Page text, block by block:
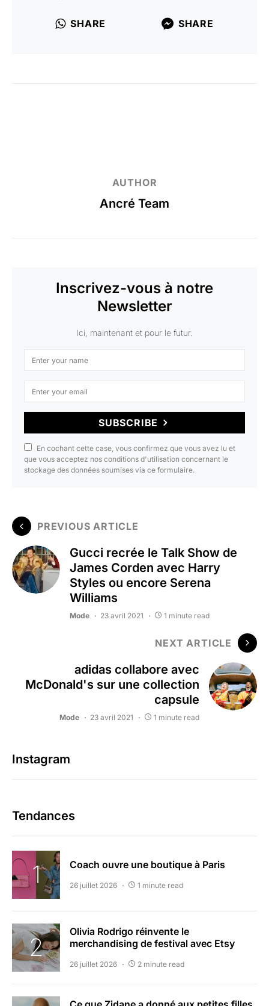
SHARE SHARE
AUTHOR
Ancré Team
Inscrivez-vous à notre
Newsletter
Ici, maintenant et pour le futur.
SUBSCRIBE
En cochant cette case, vous confirmez que vous avez lu et
que vous acceptez nos conditions d'utilisation concernant le
stockage des données soumises via ce formulaire.
PREVIOUS ARTICLE
Gucci recrée le Talk Show de
James Corden avec Harry
Styles ou encore Serena
Williams
Mode 23 avril 2021 1 minute read
NEXT ARTICLE
adidas collabore avec
McDonald's sur une collection
capsule
Mode 23 avril 2021 1 minute read
Instagram
Tendances
Coach ouvre une boutique à Paris
26 juillet 2026 1 minute read
Olivia Rodrigo réinvente le
merchandising de festival avec Etsy
26 juillet 2026 2 minute read